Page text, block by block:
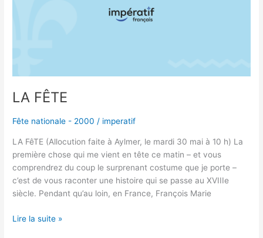
LA FÊTE
Fête nationale - 2000 / imperatif
LA FêTE (Allocution faite à Aylmer, le mardi 30 mai à 10 h) La
première chose qui me vient en tête ce matin – et vous
comprendrez du coup le surprenant costume que je porte –
c’est de vous raconter une histoire qui se passe au XVIIIe
siècle. Pendant qu’au loin, en France, François Marie
Lire la suite »